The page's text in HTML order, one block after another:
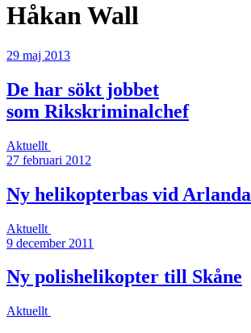
Håkan Wall
29 maj 2013
De har sökt jobbet
som Rikskriminalchef
Aktuellt
27 februari 2012
Ny helikopterbas vid Arlanda
Aktuellt
9 december 2011
Ny polishelikopter till Skåne
Aktuellt